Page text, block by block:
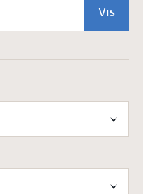
Vis